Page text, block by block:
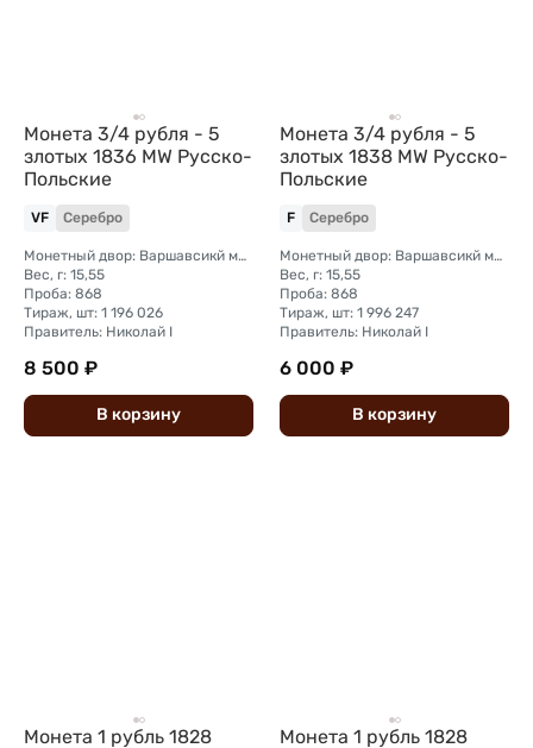
Монета 3/4 рубля - 5
злотых 1836 МW Русско-
Польские
VF Серебро
Монетный двор: Варшавсикй монетный двор (Польша)
Вес, г: 15,55
Проба: 868
Тираж, шт: 1 196 026
Правитель: Николай I
8 500 ₽
В корзину
Монета 3/4 рубля - 5
злотых 1838 МW Русско-
Польские
F Серебро
Монетный двор: Варшавсикй монетный двор (Польша)
Вес, г: 15,55
Проба: 868
Тираж, шт: 1 996 247
Правитель: Николай I
6 000 ₽
В корзину
Монета 1 рубль 1828
Монета 1 рубль 1828